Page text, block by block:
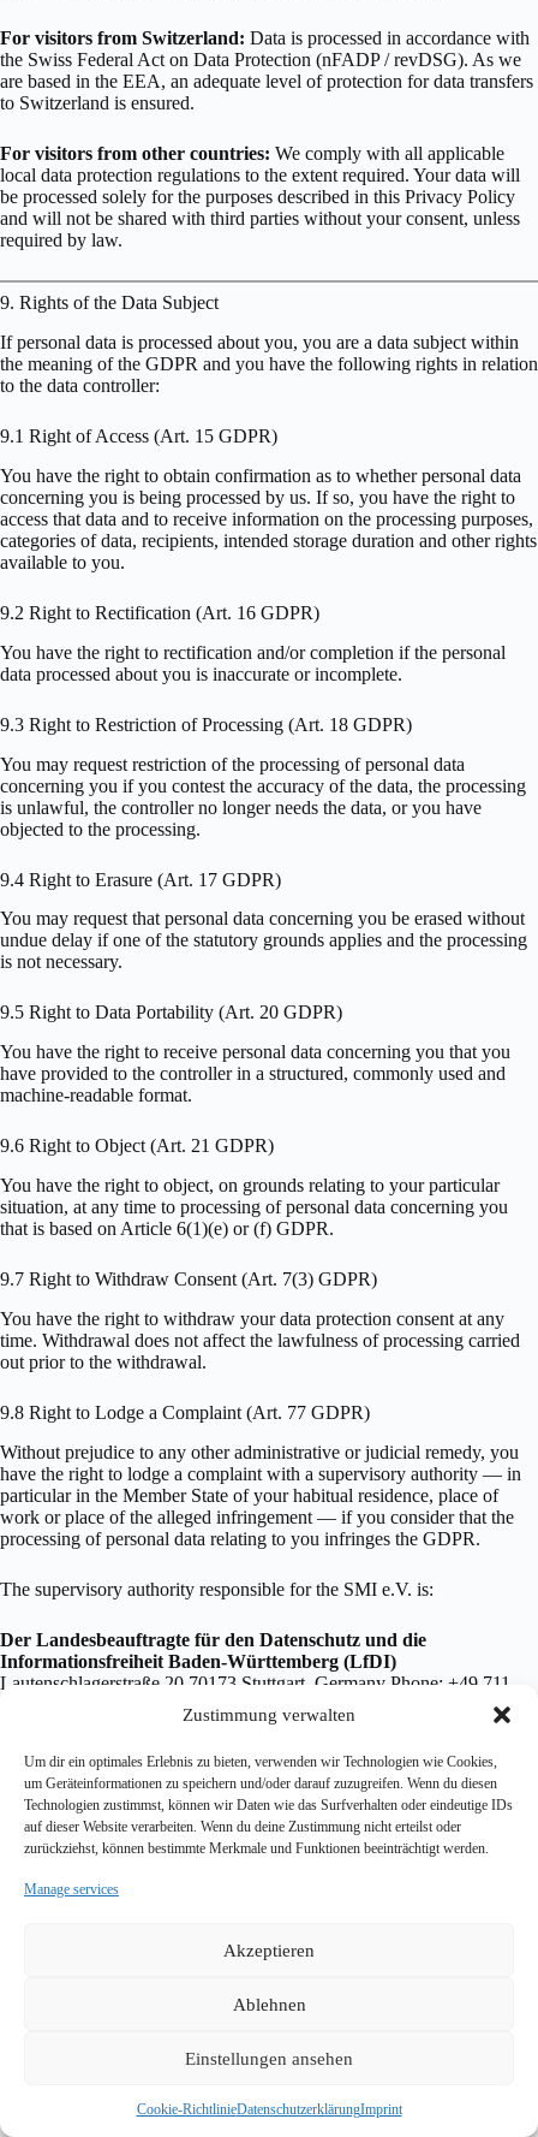
Zustimmung verwalten
Um dir ein optimales Erlebnis zu bieten, verwenden wir Technologien wie Cookies,
um Geräteinformationen zu speichern und/oder darauf zuzugreifen. Wenn du diesen
Technologien zustimmst, können wir Daten wie das Surfverhalten oder eindeutige IDs
auf dieser Website verarbeiten. Wenn du deine Zustimmung nicht erteilst oder
zurückziehst, können bestimmte Merkmale und Funktionen beeinträchtigt werden.
Manage services
Akzeptieren
Ablehnen
Einstellungen ansehen
Cookie-RichtlinieDatenschutzerklärungImprint
For visitors from Switzerland: Data is processed in accordance with
the Swiss Federal Act on Data Protection (nFADP / revDSG). As we
are based in the EEA, an adequate level of protection for data transfers
to Switzerland is ensured.
For visitors from other countries: We comply with all applicable
local data protection regulations to the extent required. Your data will
be processed solely for the purposes described in this Privacy Policy
and will not be shared with third parties without your consent, unless
required by law.
9. Rights of the Data Subject
If personal data is processed about you, you are a data subject within
the meaning of the GDPR and you have the following rights in relation
to the data controller:
9.1 Right of Access (Art. 15 GDPR)
You have the right to obtain confirmation as to whether personal data
concerning you is being processed by us. If so, you have the right to
access that data and to receive information on the processing purposes,
categories of data, recipients, intended storage duration and other rights
available to you.
9.2 Right to Rectification (Art. 16 GDPR)
You have the right to rectification and/or completion if the personal
data processed about you is inaccurate or incomplete.
9.3 Right to Restriction of Processing (Art. 18 GDPR)
You may request restriction of the processing of personal data
concerning you if you contest the accuracy of the data, the processing
is unlawful, the controller no longer needs the data, or you have
objected to the processing.
9.4 Right to Erasure (Art. 17 GDPR)
You may request that personal data concerning you be erased without
undue delay if one of the statutory grounds applies and the processing
is not necessary.
9.5 Right to Data Portability (Art. 20 GDPR)
You have the right to receive personal data concerning you that you
have provided to the controller in a structured, commonly used and
machine-readable format.
9.6 Right to Object (Art. 21 GDPR)
You have the right to object, on grounds relating to your particular
situation, at any time to processing of personal data concerning you
that is based on Article 6(1)(e) or (f) GDPR.
9.7 Right to Withdraw Consent (Art. 7(3) GDPR)
You have the right to withdraw your data protection consent at any
time. Withdrawal does not affect the lawfulness of processing carried
out prior to the withdrawal.
9.8 Right to Lodge a Complaint (Art. 77 GDPR)
Without prejudice to any other administrative or judicial remedy, you
have the right to lodge a complaint with a supervisory authority — in
particular in the Member State of your habitual residence, place of
work or place of the alleged infringement — if you consider that the
processing of personal data relating to you infringes the GDPR.
The supervisory authority responsible for the SMI e.V. is:
Der Landesbeauftragte für den Datenschutz und die
Informationsfreiheit Baden-Württemberg (LfDI)
Lautenschlagerstraße 20 70173 Stuttgart, Germany Phone: +49 711
615541-0 Email: poststelle@lfdi.bwl.de Website: https://www.baden-
wuerttemberg.datenschutz.de/
10. SSL/TLS Encryption
This site uses SSL or TLS encryption for security reasons and to
protect the transmission of confidential content. You can recognise an
“http://” to “https://” and the padlock symbol in the browser bar.
11. Updates to this Privacy Policy
This Privacy Policy is currently valid as of May 2026. Due to the
further development of our website and services, or due to changes in
Privacy Policy. The current version of this Privacy Policy can be
interface.com/datenschutzerklaerung/